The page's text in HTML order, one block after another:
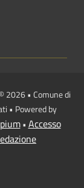
2026 • Comune di
• Powered by
• Accesso